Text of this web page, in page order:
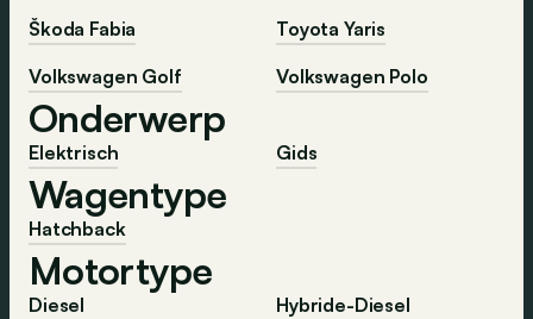
Škoda Fabia
Toyota Yaris
Volkswagen Golf
Volkswagen Polo
Onderwerp
Elektrisch Gids
Wagentype
Hatchback
Motortype
Diesel
Hybride-Diesel